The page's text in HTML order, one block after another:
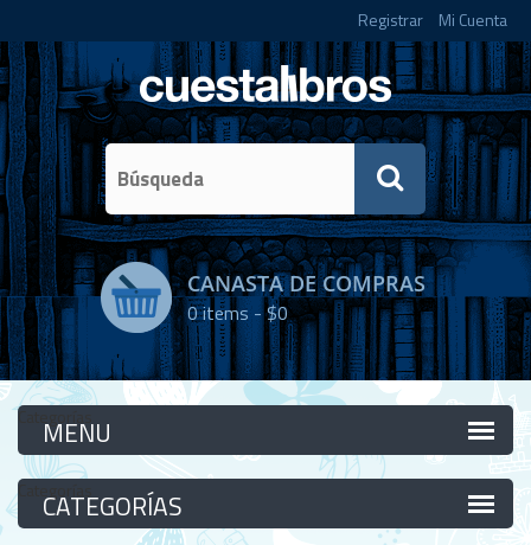
Registrar Mi Cuenta
CANASTA DE COMPRAS
0items -$0
Categorías
Categorías